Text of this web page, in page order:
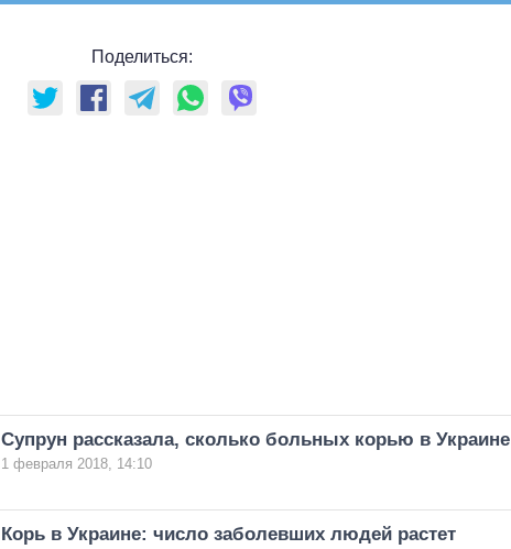
Поделиться:
Супрун рассказала, сколько больных корью в Украине
1 февраля 2018, 14:10
Корь в Украине: число заболевших людей растет